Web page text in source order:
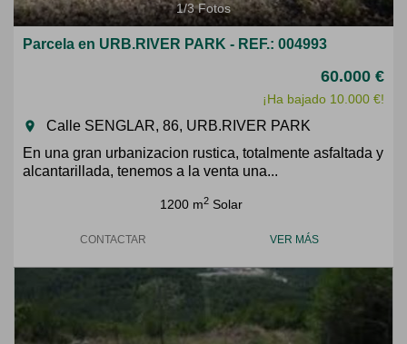
1/3Fotos
Parcela en URB.RIVER PARK - REF.: 004993
60.000 €
¡Ha bajado 10.000 €!
room
Calle SENGLAR, 86, URB.RIVER PARK
En una gran urbanizacion rustica, totalmente asfaltada y
alcantarillada, tenemos a la venta una...
1200 m2 Solar
CONTACTAR VER MÁS
Next